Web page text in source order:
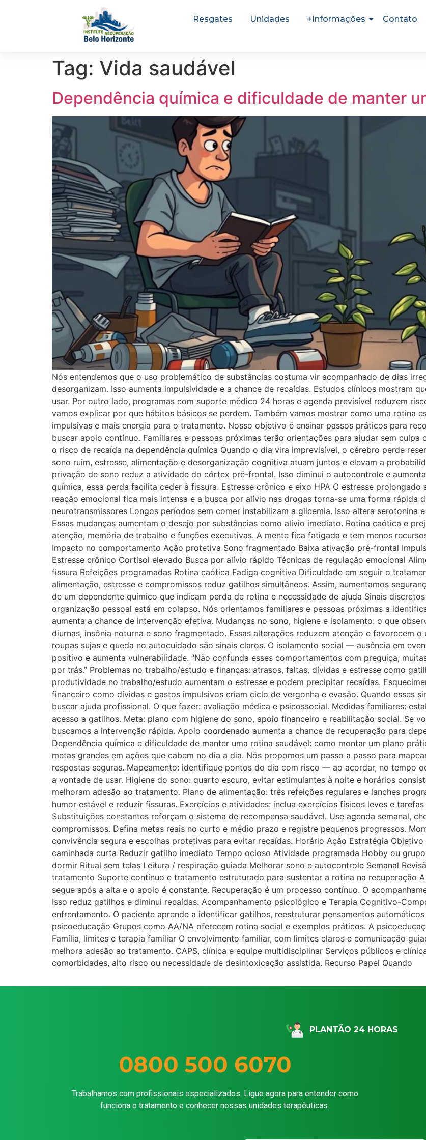
Resgates Unidades +Informações Contato
Tag: Vida saudável
Dependência química e dificuldade de manter
Nós entendemos que o uso problemático de substâncias costuma vir acompanhado de dias
desorganizam. Isso aumenta impulsividade e a chance de recaídas. Estudos clínicos mostram
usar. Por outro lado, programas com suporte médico 24 horas e agenda previsível reduzem
vamos explicar por que hábitos básicos se perdem. Também vamos mostrar como uma rotina
impulsivas e mais energia para o tratamento. Nosso objetivo é ensinar passos práticos para
buscar apoio contínuo. Familiares e pessoas próximas terão orientações para ajudar sem
o risco de recaída na dependência química Quando o dia vira imprevisível, o cérebro perde
sono ruim, estresse, alimentação e desorganização cognitiva atuam juntos e elevam a
privação de sono reduz a atividade do córtex pré-frontal. Isso diminui o autocontrole e
química, essa perda facilita ceder à fissura. Estresse crônico e eixo HPA O estresse
reação emocional fica mais intensa e a busca por alívio nas drogas torna-se uma forma rápida
neurotransmissores Longos períodos sem comer instabilizam a glicemia. Isso altera serotonina
Essas mudanças aumentam o desejo por substâncias como alívio imediato. Rotina caótica e
atenção, memória de trabalho e funções executivas. A mente fica fatigada e tem menos
Impacto no comportamento Ação protetiva Sono fragmentado Baixa ativação pré-frontal
Estresse crônico Cortisol elevado Busca por alívio rápido Técnicas de regulação emocional
fissura Refeições programadas Rotina caótica Fadiga cognitiva Dificuldade em seguir o
alimentação, estresse e compromissos reduz gatilhos simultâneos. Assim, aumentamos
de um dependente químico que indicam perda de rotina e necessidade de ajuda Sinais
organização pessoal está em colapso. Nós orientamos familiares e pessoas próximas a
aumenta a chance de intervenção efetiva. Mudanças no sono, higiene e isolamento: o que
diurnas, insônia noturna e sono fragmentado. Essas alterações reduzem atenção e favorecem
roupas sujas e queda no autocuidado são sinais claros. O isolamento social — ausência em
positivo e aumenta vulnerabilidade. “Não confunda esses comportamentos com preguiça;
por trás.” Problemas no trabalho/estudo e finanças: atrasos, faltas, dívidas e estresse como
produtividade no trabalho/estudo aumentam o estresse e podem precipitar recaídas.
financeiro como dívidas e gastos impulsivos criam ciclo de vergonha e evasão. Quando esses
buscar ajuda profissional. O que fazer: avaliação médica e psicossocial. Medidas familiares:
acesso a gatilhos. Meta: plano com higiene do sono, apoio financeiro e reabilitação social. Se
buscamos a intervenção rápida. Apoio coordenado aumenta a chance de recuperação para
Dependência química e dificuldade de manter uma rotina saudável: como montar um plano
metas grandes em ações que cabem no dia a dia. Nós propomos um passo a passo para
respostas seguras. Mapeamento: identifique pontos do dia com risco — ao acordar, no tempo
a vontade de usar. Higiene do sono: quarto escuro, evitar estimulantes à noite e horários
melhoram adesão ao tratamento. Plano de alimentação: três refeições regulares e lanches
humor estável e reduzir fissuras. Exercícios e atividades: inclua exercícios físicos leves e
Substituições constantes reforçam o sistema de recompensa saudável. Use agenda semanal,
compromissos. Defina metas reais no curto e médio prazo e registre pequenos progressos.
convivência segura e escolhas protetivas para evitar recaídas. Horário Ação Estratégia
caminhada curta Reduzir gatilho imediato Tempo ocioso Atividade programada Hobby ou
dormir Ritual sem telas Leitura / respiração guiada Melhorar sono e autocontrole Semanal
tratamento Suporte contínuo e tratamento estruturado para sustentar a rotina na recuperação
segue após a alta e o apoio é constante. Recuperação é um processo contínuo. O
Isso reduz gatilhos e diminui recaídas. Acompanhamento psicológico e Terapia Cognitivo-
enfrentamento. O paciente aprende a identificar gatilhos, reestruturar pensamentos
psicoeducação Grupos como AA/NA oferecem rotina social e exemplos práticos. A
Família, limites e terapia familiar O envolvimento familiar, com limites claros e comunicação
melhora adesão ao tratamento. CAPS, clínica e equipe multidisciplinar Serviços públicos e
comorbidades, alto risco ou necessidade de desintoxicação assistida. Recurso Papel Quando
PLANTÃO 24 HORAS
0800 500 6070
Trabalhamos com profissionais especializados. Ligue agora para entender como
funciona o tratamento e conhecer nossas unidades terapêuticas.